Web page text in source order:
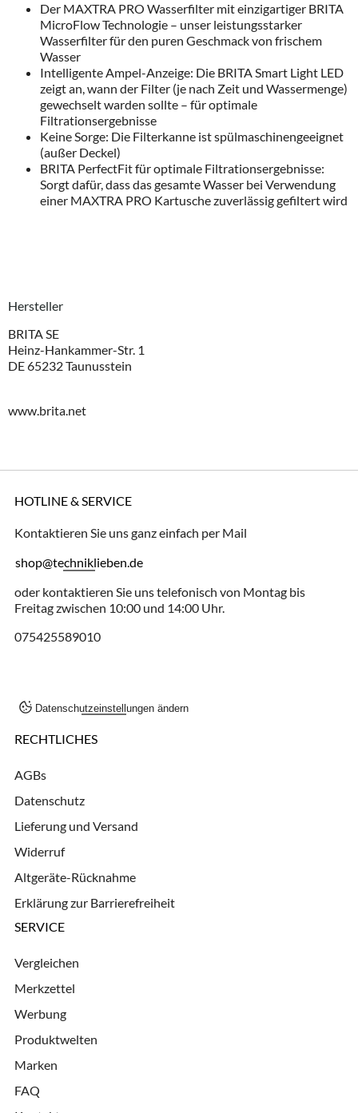
Der MAXTRA PRO Wasserfilter mit einzigartiger BRITA
MicroFlow Technologie – unser leistungsstarker
Wasserfilter für den puren Geschmack von frischem
Wasser
Intelligente Ampel-Anzeige: Die BRITA Smart Light LED
zeigt an, wann der Filter (je nach Zeit und Wassermenge)
gewechselt warden sollte – für optimale
Filtrationsergebnisse
Keine Sorge: Die Filterkanne ist spülmaschinengeeignet
(außer Deckel)
BRITA PerfectFit für optimale Filtrationsergebnisse:
Sorgt dafür, dass das gesamte Wasser bei Verwendung
einer MAXTRA PRO Kartusche zuverlässig gefiltert wird
Hersteller
BRITA SE
Heinz-Hankammer-Str. 1
DE 65232 Taunusstein
www.brita.net
HOTLINE & SERVICE
Kontaktieren Sie uns ganz einfach per Mail
shop@techniklieben.de
oder kontaktieren Sie uns telefonisch von Montag bis
Freitag zwischen 10:00 und 14:00 Uhr.
075425589010
Datenschutzeinstellungen ändern
RECHTLICHES
AGBs
Datenschutz
Lieferung und Versand
Widerruf
Altgeräte-Rücknahme
Erklärung zur Barrierefreiheit
SERVICE
Vergleichen
Merkzettel
Werbung
Produktwelten
Marken
FAQ